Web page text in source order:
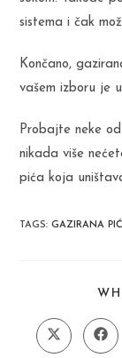
sistema i čak
Končano,
vašem izboru je
Probajte neke
nikada više
pića koja
TAGS:GAZIRANA
Opens
in
in